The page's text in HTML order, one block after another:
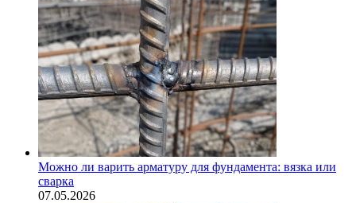
Можно ли варить арматуру для фундамента: вязка или
сварка
07.05.2026